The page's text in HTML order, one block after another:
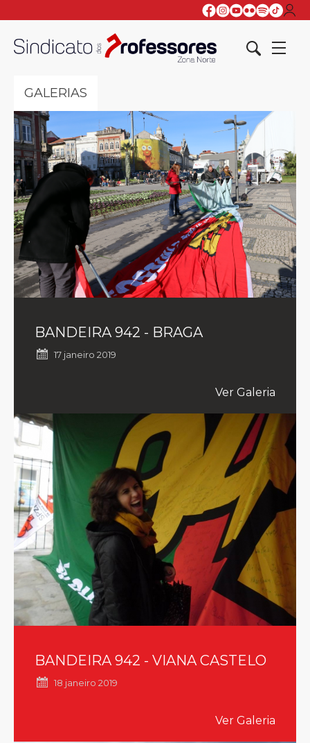
GALERIAS
BANDEIRA 942 - BRAGA
17 janeiro 2019
Ver Galeria
BANDEIRA 942 - VIANA CASTELO
18 janeiro 2019
Ver Galeria